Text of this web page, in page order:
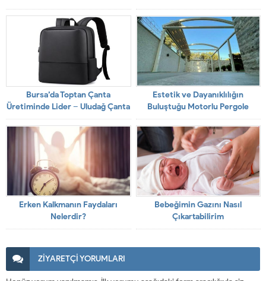
Bursa’da Toptan Çanta
Üretiminde Lider – Uludağ Çanta
Estetik ve Dayanıklılığın
Buluştuğu Motorlu Pergole
Sistemleri
Erken Kalkmanın Faydaları
Nelerdir?
Bebeğimin Gazını Nasıl
Çıkartabilirim
ZİYARETÇİ YORUMLARI